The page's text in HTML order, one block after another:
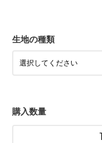
・パンツ、タックス
もっと詳しく見る
・工作用エプロン
もっと詳しく見る
生地の種類
購入数量